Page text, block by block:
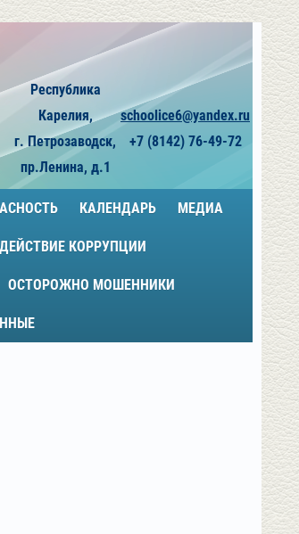
Республика
Карелия,
г. Петрозаводск,
пр.Ленина, д.1
schoolice6@yandex.ru
+7 (8142) 76-49-72
КАЛЕНДАРЬ МЕДИА
КОРРУПЦИИ
ОСТОРОЖНО МОШЕННИКИ